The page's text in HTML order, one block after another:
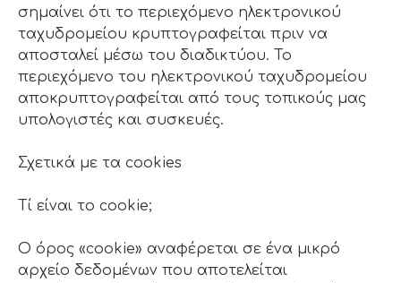
σημαίνει ότι το περιεχόμενο ηλεκτρονικού
ταχυδρομείου κρυπτογραφείται πριν να
αποσταλεί μέσω του διαδικτύου. Το
περιεχόμενο του ηλεκτρονικού ταχυδρομείου
αποκρυπτογραφείται από τους τοπικούς μας
υπολογιστές και συσκευές.
Σχετικά με τα cookies
Τί είναι το cookie;
Ο όρος «cookie» αναφέρεται σε ένα μικρό
αρχείο δεδομένων που αποτελείται